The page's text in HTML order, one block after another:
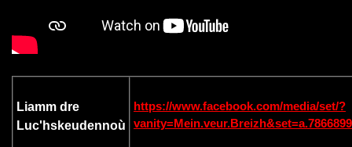
Liamm dre
Luc'hskeudennoù
https://www.facebook.com/media/set/?